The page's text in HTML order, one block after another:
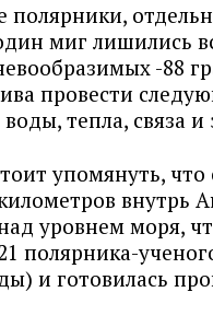
полярники,
миг лишились
-88
провести
тепла, связа и
упомянуть, что
внутрь
уровнем моря,
полярника-
и готовилась